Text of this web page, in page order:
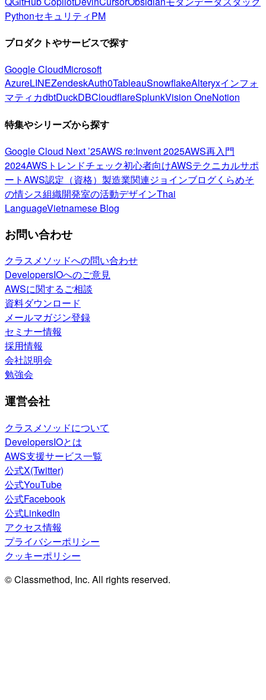
PythonセキュリティPM
プロダクトやサービスで探す
Google CloudMicrosoft
AzureLINEZendeskAuth0TableauSnowflakeAlteryxインフォ
マティカdbtDuckDBCloudflareSplunkVision OneNotion
特集やシリーズから探す
Google Cloud Next ’25AWS re:Invent 2025AWS再入門
2024AWSトレンドチェック初心者向けAWSテクニカルサポ
ートAWS認定（資格） 製造業関連ジョインブログくらめそ
の情シス組織開発室の活動デザインThai
LanguageVietnamese Blog
お問い合わせ
クラスメソッドへの問い合わせ
DevelopersIOへのご意見
AWSに関するご相談
資料ダウンロード
メールマガジン登録
セミナー情報
採用情報
会社説明会
勉強会
運営会社
クラスメソッドについて
DevelopersIOとは
AWS支援サービス一覧
公式X(Twitter)
公式YouTube
公式Facebook
公式LinkedIn
アクセス情報
プライバシーポリシー
クッキーポリシー
© Classmethod, Inc. All rights reserved.